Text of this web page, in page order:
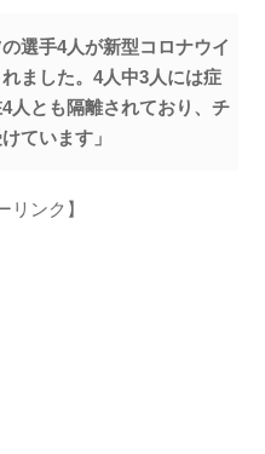
選手4人が新型コロナウイ
ました。4人中3人には症
人とも隔離されており、チ
ています」
リンク】